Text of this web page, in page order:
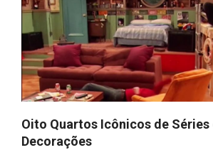
E
ORGANIZAÇÃO
Oito Quartos Icônicos de Séries
Decorações